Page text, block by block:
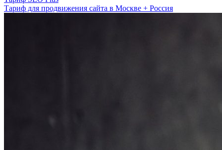
Тариф для продвижения сайта в Москве + Россия